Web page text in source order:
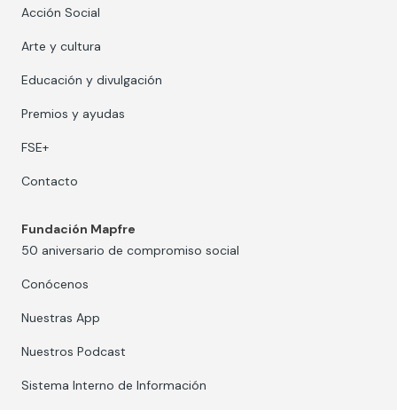
Acción Social
Arte y cultura
Educación y divulgación
Premios y ayudas
FSE+
Contacto
Fundación Mapfre
50 aniversario de compromiso social
Conócenos
Nuestras App
Nuestros Podcast
Sistema Interno de Información